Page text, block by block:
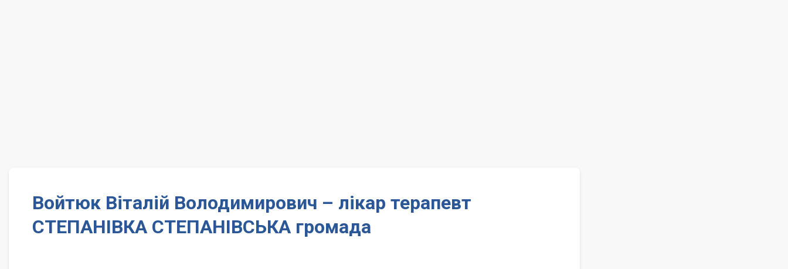
Войтюк Віталій Володимирович – лікар терапевт
СТЕПАНІВКА СТЕПАНІВСЬКА громада